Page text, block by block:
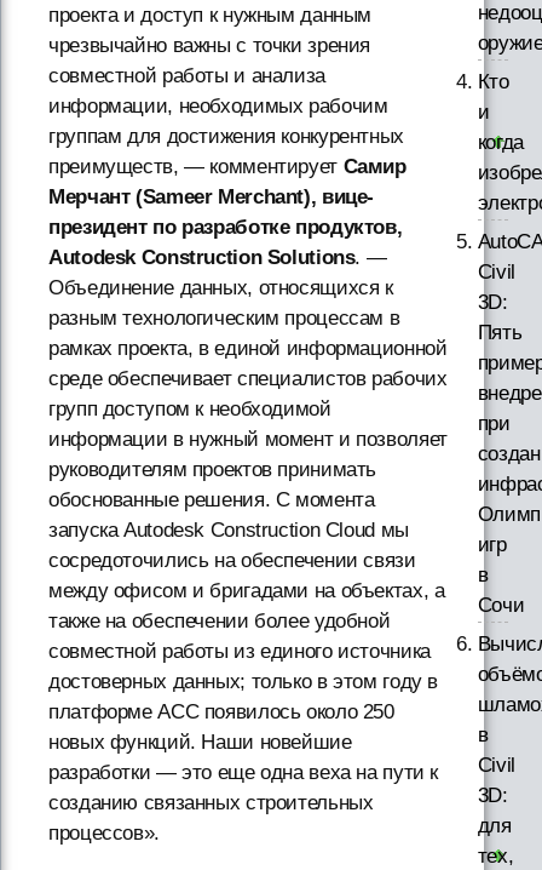
проекта и доступ к нужным данным
чрезвычайно важны с точки зрения
совместной работы и анализа
информации, необходимых рабочим
группам для достижения конкурентных
преимуществ, — комментирует Самир
Мерчант (Sameer Merchant), вице-
президент по разработке продуктов,
Autodesk Construction Solutions. —
Объединение данных, относящихся к
разным технологическим процессам в
рамках проекта, в единой информационной
среде обеспечивает специалистов рабочих
групп доступом к необходимой
информации в нужный момент и позволяет
руководителям проектов принимать
обоснованные решения. С момента
запуска Autodesk Construction Cloud мы
сосредоточились на обеспечении связи
между офисом и бригадами на объектах, а
также на обеспечении более удобной
совместной работы из единого источника
достоверных данных; только в этом году в
платформе ACC появилось около 250
новых функций. Наши новейшие
разработки — это еще одна веха на пути к
созданию связанных строительных
процессов».
Кто
и
когда
Civil
3D:
Пять
при
игр
в
Сочи
в
Civil
3D:
для
тех,